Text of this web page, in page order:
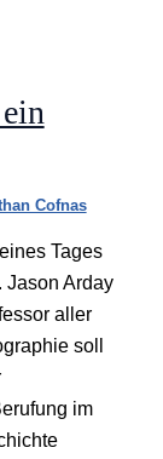
Cofnas
Tages
Jason Arday
aller
soll
im